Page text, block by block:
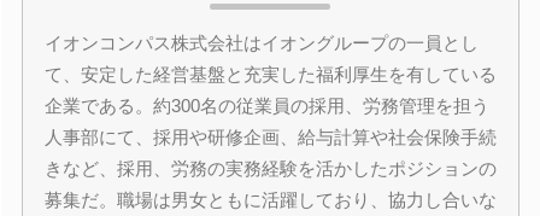
イオンコンパス株式会社はイオングループの一員とし
て、安定した経営基盤と充実した福利厚生を有している
企業である。約300名の従業員の採用、労務管理を担う
人事部にて、採用や研修企画、給与計算や社会保険手続
きなど、採用、労務の実務経験を活かしたポジションの
募集だ。職場は男女ともに活躍しており、協力し合いな